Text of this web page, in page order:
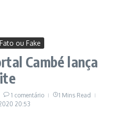
Fato ou Fake
Cambé lança
1 comentário
1 Mins Read
20:53